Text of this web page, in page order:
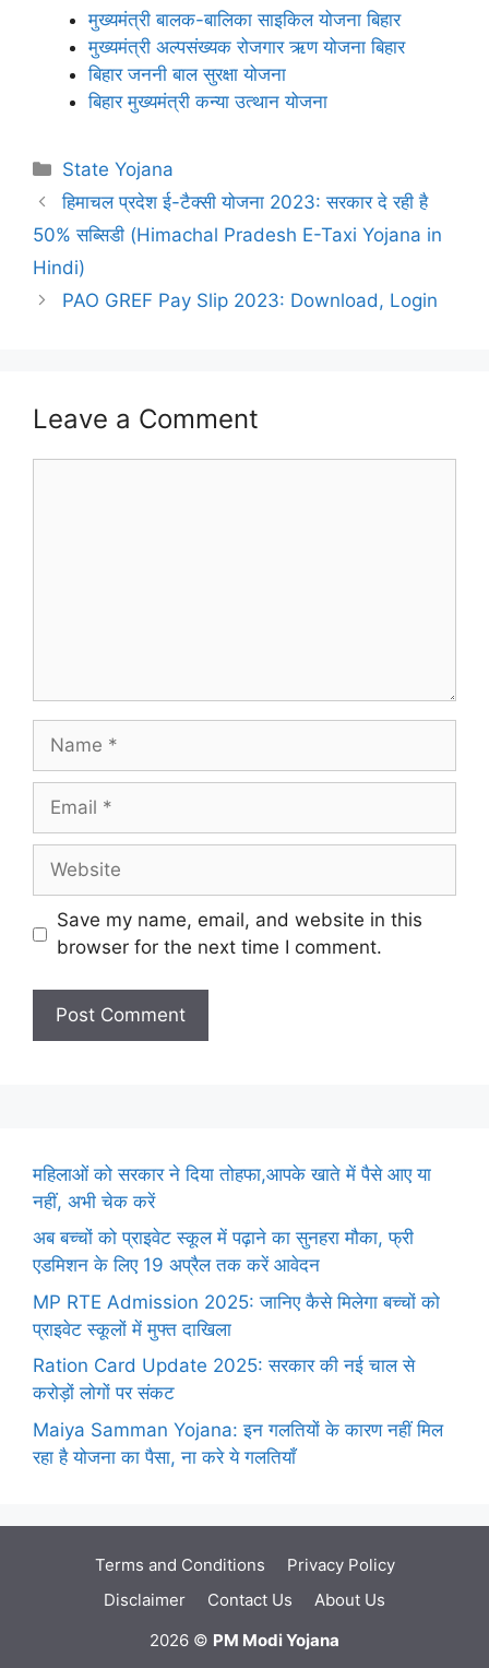
मुख्यमंत्री बालक-बालिका साइकिल योजना बिहार
मुख्यमंत्री अल्पसंख्यक रोजगार ऋण योजना बिहार
बिहार जननी बाल सुरक्षा योजना
बिहार मुख्यमंत्री कन्या उत्थान योजना
Categories
State Yojana
हिमाचल प्रदेश ई-टैक्सी योजना 2023: सरकार दे रही है
50% सब्सिडी (Himachal Pradesh E-Taxi Yojana in
Hindi)
PAO GREF Pay Slip 2023: Download, Login
Leave a Comment
Name
Email
Website
Save my name, email, and website in this
browser for the next time I comment.
महिलाओं को सरकार ने दिया तोहफा,आपके खाते में पैसे आए या
नहीं, अभी चेक करें
अब बच्चों को प्राइवेट स्कूल में पढ़ाने का सुनहरा मौका, फ्री
एडमिशन के लिए 19 अप्रैल तक करें आवेदन
MP RTE Admission 2025: जानिए कैसे मिलेगा बच्चों को
प्राइवेट स्कूलों में मुफ्त दाखिला
Ration Card Update 2025: सरकार की नई चाल से
करोड़ों लोगों पर संकट
Maiya Samman Yojana: इन गलतियों के कारण नहीं मिल
रहा है योजना का पैसा, ना करे ये गलतियाँ
Terms and Conditions
Privacy Policy
Disclaimer
Contact Us
About Us
2026 © PM Modi Yojana